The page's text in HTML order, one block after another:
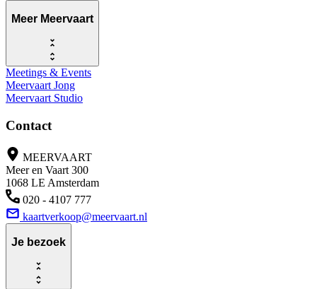
Meer Meervaart
Meetings & Events
Meervaart Jong
Meervaart Studio
Contact
MEERVAART
Meer en Vaart 300
1068 LE Amsterdam
020 - 4107 777
kaartverkoop@meervaart.nl
Je bezoek